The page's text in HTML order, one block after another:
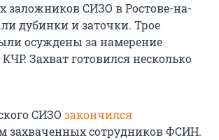
заложников СИЗО в Ростове-на-
дубинки и заточки. Трое
осуждены за намерение
Захват готовился несколько
СИЗО закончился
захваченных сотрудников ФСИН.